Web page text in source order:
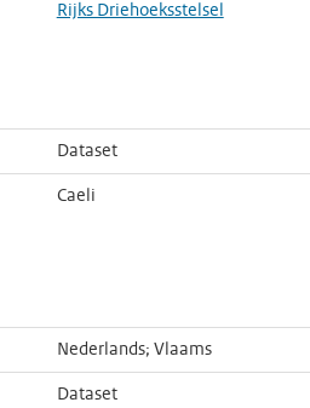
Rijks Driehoeksstelsel
Dataset
Caeli
Nederlands; Vlaams
Dataset